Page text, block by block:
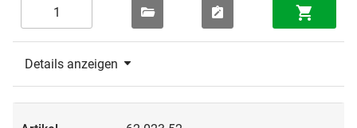
Details anzeigen